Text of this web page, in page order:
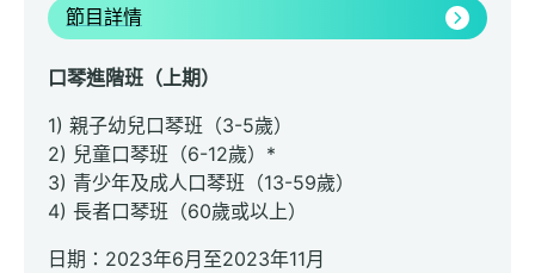
節目詳情
口琴進階班（上期）
1) 親子幼兒口琴班（3-5歲）
2) 兒童口琴班（6-12歲）*
3) 青少年及成人口琴班（13-59歲）
4) 長者口琴班（60歲或以上）
日期：2023年6月至2023年11月